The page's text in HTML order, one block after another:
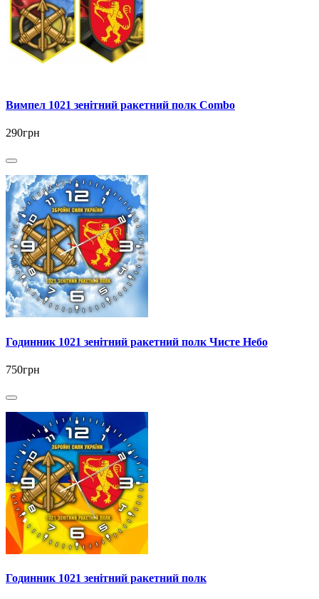
Вимпел 1021 зенітний ракетний полк Combo
290грн
Годинник 1021 зенітний ракетний полк Чисте Небо
750грн
Годинник 1021 зенітний ракетний полк